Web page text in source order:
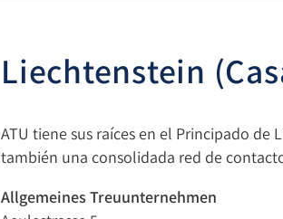
Liechtenstein
ATU tiene sus raíces en el Principado de
también una consolidada red de
Allgemeines Treuunternehmen